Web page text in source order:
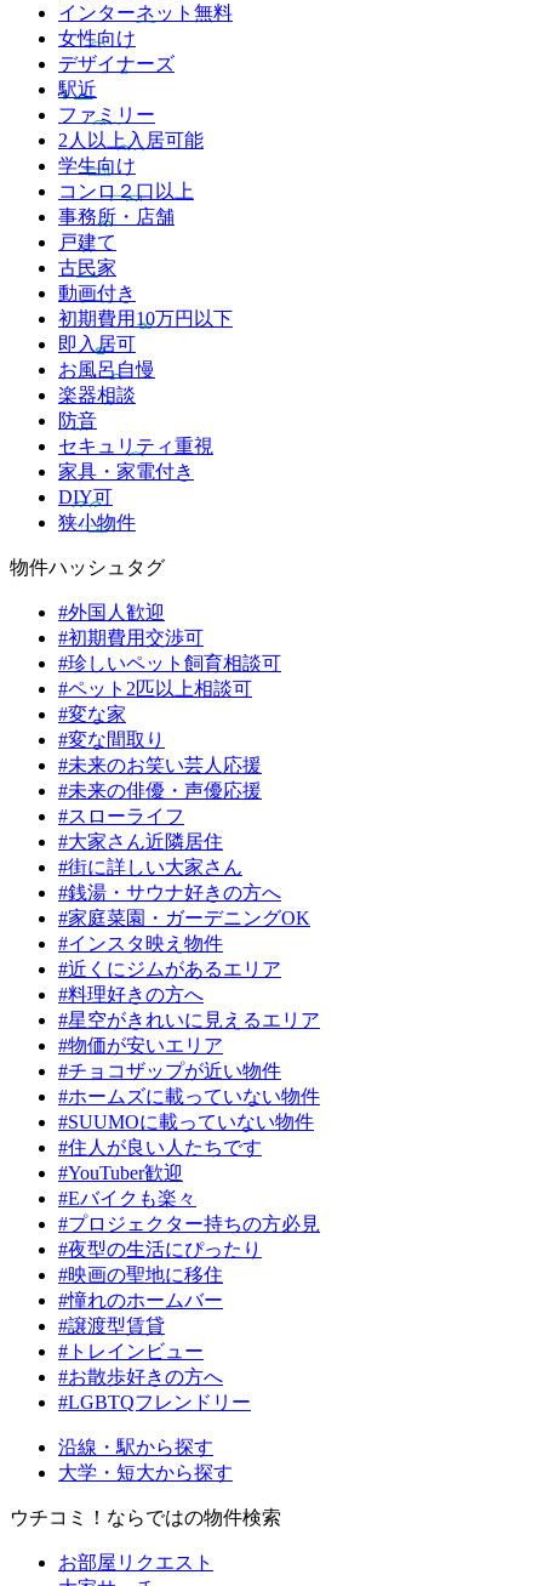
インターネット無料
女性向け
デザイナーズ
駅近
ファミリー
2人以上入居可能
学生向け
コンロ２口以上
事務所・店舗
戸建て
古民家
動画付き
初期費用10万円以下
即入居可
お風呂自慢
楽器相談
防音
セキュリティ重視
家具・家電付き
DIY可
狭小物件
物件ハッシュタグ
#外国人歓迎
#初期費用交渉可
#珍しいペット飼育相談可
#ペット2匹以上相談可
#変な家
#変な間取り
#未来のお笑い芸人応援
#未来の俳優・声優応援
#スローライフ
#大家さん近隣居住
#街に詳しい大家さん
#銭湯・サウナ好きの方へ
#家庭菜園・ガーデニングOK
#インスタ映え物件
#近くにジムがあるエリア
#料理好きの方へ
#星空がきれいに見えるエリア
#物価が安いエリア
#チョコザップが近い物件
#ホームズに載っていない物件
#SUUMOに載っていない物件
#住人が良い人たちです
#YouTuber歓迎
#Eバイクも楽々
#プロジェクター持ちの方必見
#夜型の生活にぴったり
#映画の聖地に移住
#憧れのホームバー
#譲渡型賃貸
#トレインビュー
#お散歩好きの方へ
#LGBTQフレンドリー
沿線・駅から探す
大学・短大から探す
ウチコミ！ならではの物件検索
お部屋リクエスト